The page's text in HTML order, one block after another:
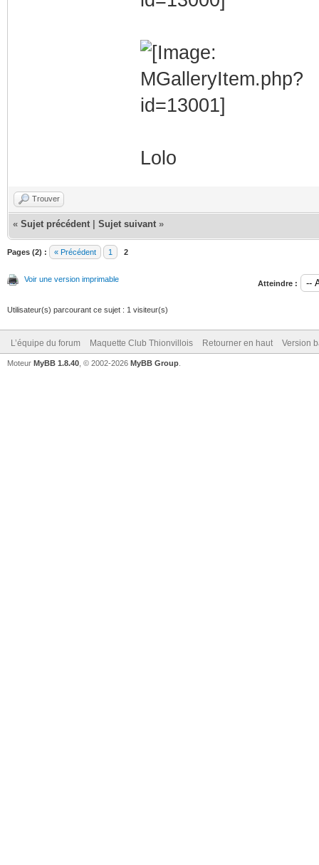
Lolo
Trouver
« Sujet précédent Sujet suivant »
Pages (2) : « Précédent 1 2
Voir une version imprimable Atteindre :
Utilisateur(s) parcourant ce sujet : 1 visiteur(s)
L’équipe du forum Maquette Club Thionvillois Retourner en haut Version
Moteur MyBB 1.8.40 , © 2002-2026 MyBB Group